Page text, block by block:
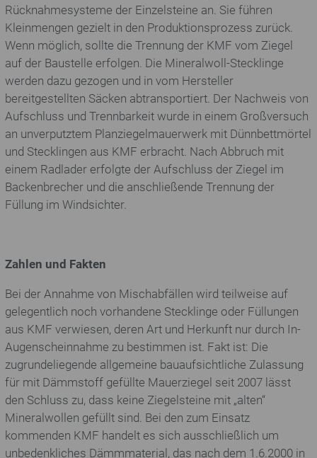
Rücknahmesysteme der Einzelsteine an. Sie führen
Kleinmengen gezielt in den Produktionsprozess zurück.
Wenn möglich, sollte die Trennung der KMF vom Ziegel
auf der Baustelle erfolgen. Die Mineralwoll-Stecklinge
werden dazu gezogen und in vom Hersteller
bereitgestellten Säcken abtransportiert. Der Nachweis von
Aufschluss und Trennbarkeit wurde in einem Großversuch
an unverputztem Planziegelmauerwerk mit Dünnbettmörtel
und Stecklingen aus KMF erbracht. Nach Abbruch mit
einem Radlader erfolgte der Aufschluss der Ziegel im
Backenbrecher und die anschließende Trennung der
Füllung im Windsichter.
Zahlen und Fakten
Bei der Annahme von Mischabfällen wird teilweise auf
gelegentlich noch vorhandene Stecklinge oder Füllungen
aus KMF verwiesen, deren Art und Herkunft nur durch In-
Augenscheinnahme zu bestimmen ist. Fakt ist: Die
zugrundeliegende allgemeine bauaufsichtliche Zulassung
für mit Dämmstoff gefüllte Mauerziegel seit 2007 lässt
den Schluss zu, dass keine Ziegelsteine mit „alten“
Mineralwollen gefüllt sind. Bei den zum Einsatz
kommenden KMF handelt es sich ausschließlich um
unbedenkliches Dämmmaterial, das nach dem 1.6.2000 in